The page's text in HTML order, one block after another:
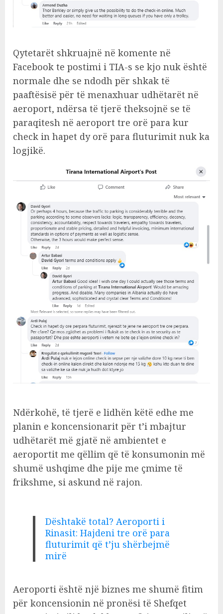
Qytetarët shkruajnë në komente në
Facebook te postimi i TIA-s se kjo nuk është
normale dhe se ndodh për shkak të
paaftësisë për të menaxhuar udhëtarët në
aeroport, ndërsa të tjerë theksojnë se të
paraqitesh në aeroport tre orë para kur
check in hapet dy orë para fluturimit nuk ka
logjikë.
Ndërkohë, të tjerë e lidhën këtë edhe me
planin e koncensionarit për t’i mbajtur
udhëtarët më gjatë në ambientet e
aeroportit me qëllim që të konsumonin më
shumë ushqime dhe pije me çmime të
frikshme, si askund në rajon.
Dështakë total? Aeroporti i
Rinasit: Hajdeni tre orë para
fluturimit që t’ju shërbejmë
mirë
Aeroporti është një biznes me shumë fitim
për koncensionin në pronësi të Shefqet